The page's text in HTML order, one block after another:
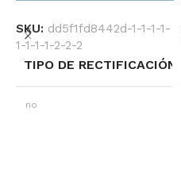
SKU: dd5f1fd8442d-1-1-1-1-
1-1-1-1-2-2-2
TIPO DE RECTIFICACIÓN
no